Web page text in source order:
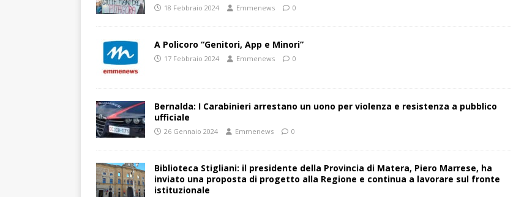
18 Febbraio 2024 Emmenews 0
A Policoro “Genitori, App e Minori”
17 Febbraio 2024 Emmenews 0
Bernalda: I Carabinieri arrestano un uono per violenza e resistenza a pubblico
ufficiale
26 Gennaio 2024 Emmenews 0
Biblioteca Stigliani: il presidente della Provincia di Matera, Piero Marrese, ha
inviato una proposta di progetto alla Regione e continua a lavorare sul fronte
istituzionale